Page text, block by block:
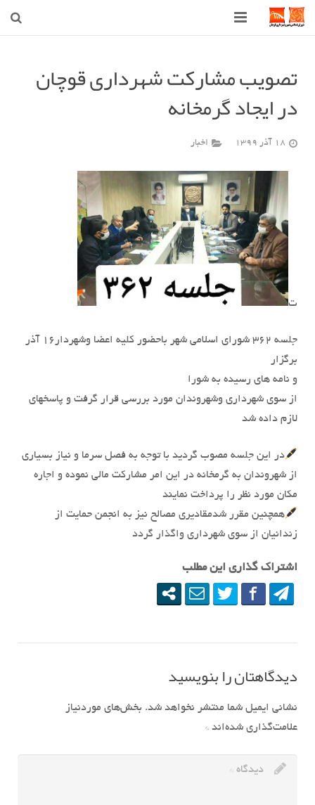
شهرداری
شورای اسلامی شهر قوچان
اخبار روز
ارتباط با ما
تصویب مشارکت شهرداری قوچان
در ایجاد گرمخانه
18 آذر 1399 اخبار
ت
جلسه ۳۶۲ شورای اسلامی شهر باحضور کلیه اعضا وشهردار۱۶ آذر
برگزار
و نامه های رسیده به شورا
از سوی شهرداری وشهروندان مورد بررسی قرار گرفت و پاسخهای
لازم داده شد
در این جلسه مصوب گردید با توجه به فصل سرما و نیاز بسیاری
از شهروندان به گرمخانه در این امر مشارکت مالی نموده و اجاره
مکان مورد نظر را پرداخت نمایند
همچنین مقرر شدمقادیری مصالح نیز به انجمن حمایت از
زندانیان از سوی شهرداری واگذار گردد
اشتراک گذاری این مطلب
دیدگاهتان را بنویسید
نشانی ایمیل شما منتشر نخواهد شد. بخش‌های موردنیاز
علامت‌گذاری شده‌اند *